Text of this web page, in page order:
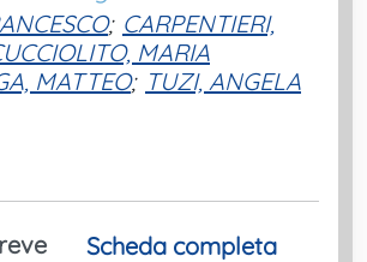
; CARPENTIERI,
MARIA
MATTEO; TUZI, ANGELA
Scheda completa